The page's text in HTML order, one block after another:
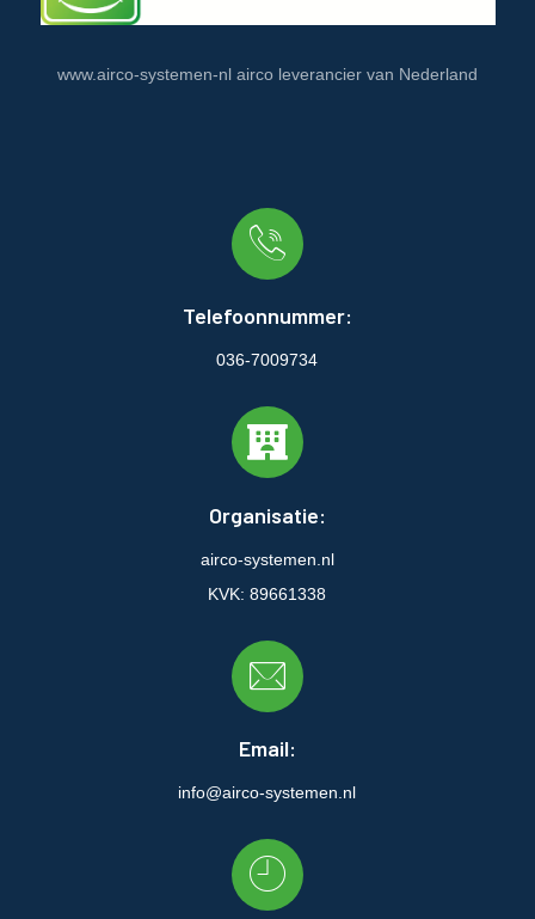
www.airco-systemen-nl airco leverancier van Nederland
Telefoonnummer:
036-7009734
Organisatie:
airco-systemen.nl
KVK: 89661338
Email:
info@airco-systemen.nl